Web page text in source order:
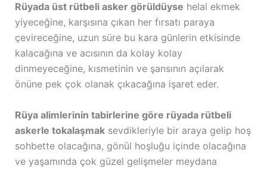
Rüyada üst rütbeli asker görüldüyse helal ekmek
yiyeceğine, karşısına çıkan her fırsatı paraya
çevireceğine, uzun süre bu kara günlerin etkisinde
kalacağına ve acısının da kolay kolay
dinmeyeceğine, kısmetinin ve şansının açılarak
önüne pek çok olanak çıkacağına işaret eder.
Rüya alimlerinin tabirlerine göre rüyada rütbeli
askerle tokalaşmaksevdikleriyle bir araya gelip hoş
sohbette olacağına, gönül hoşluğu içinde olacağına
ve yaşamında çok güzel gelişmeler meydana